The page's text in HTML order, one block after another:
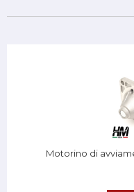
Motorino di